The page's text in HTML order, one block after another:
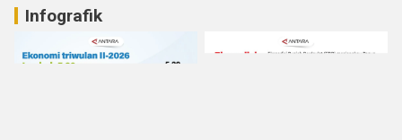
Infografik